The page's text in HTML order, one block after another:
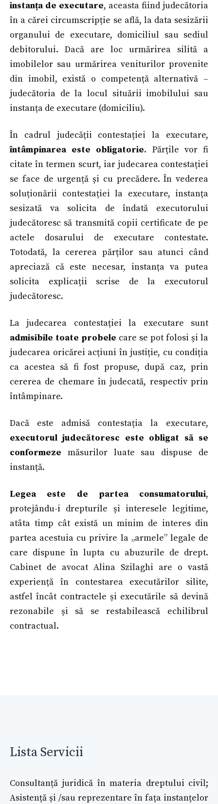
instanța de executare, aceasta fiind judecătoria
în a cărei circumscripție se află, la data sesizării
organului de executare, domiciliul sau sediul
debitorului. Dacă are loc urmărirea silită a
imobilelor sau urmărirea veniturilor provenite
din imobil, există o competență alternativă –
judecătoria de la locul situării imobilului sau
instanța de executare (domiciliu).
În cadrul judecății contestației la executare,
întâmpinarea este obligatorie. Părțile vor fi
citate în termen scurt, iar judecarea contestației
se face de urgență și cu precădere. În vederea
soluționării contestației la executare, instanța
sesizată va solicita de îndată executorului
judecătoresc să transmită copii certificate de pe
actele dosarului de executare contestate.
Totodată, la cererea părților sau atunci când
apreciază că este necesar, instanța va putea
solicita explicații scrise de la executorul
judecătoresc.
La judecarea contestației la executare sunt
admisibile toate probele care se pot folosi și la
judecarea oricărei acțiuni în justiție, cu condiția
ca acestea să fi fost propuse, după caz, prin
cererea de chemare în judecată, respectiv prin
întâmpinare.
Dacă este admisă contestația la executare,
executorul judecătoresc este obligat să se
conformeze măsurilor luate sau dispuse de
instanță.
Legea este de partea consumatorului,
protejându-i drepturile și interesele legitime,
atâta timp cât există un minim de interes din
partea acestuia cu privire la „armele” legale de
care dispune în lupta cu abuzurile de drept.
Cabinet de avocat Alina Szilaghi are o vastă
experiență în contestarea executărilor silite,
astfel încât contractele și executările să devină
rezonabile și să se restabilească echilibrul
contractual.
Lista Servicii
Consultanță juridică în materia dreptului civil;
Asistență și /sau reprezentare în fața instanțelor